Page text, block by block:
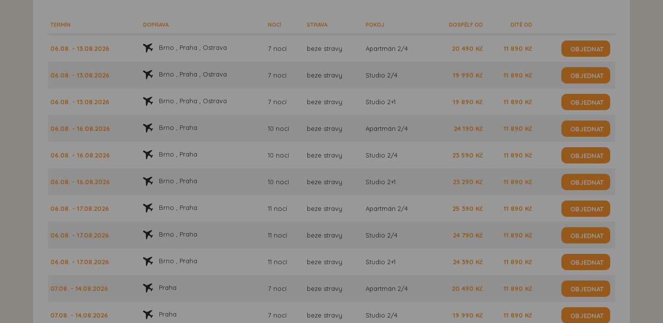
TERMÍN DOPRAVA NOCÍ STRAVA POKOJ DOSPĚLÝ OD DÍTĚ OD
06.08. - 13.08.2026 Brno , Praha , Ostrava 7 nocí beze stravy Apartmán 2/4 20 490 Kč 11 890 Kč OBJEDNAT
06.08. - 13.08.2026 Brno , Praha , Ostrava 7 nocí beze stravy Studio 2/4 19 990 Kč 11 890 Kč OBJEDNAT
06.08. - 13.08.2026 Brno , Praha , Ostrava 7 nocí beze stravy Studio 2+1 19 890 Kč 11 890 Kč OBJEDNAT
06.08. - 16.08.2026 Brno , Praha 10 nocí beze stravy Apartmán 2/4 24 190 Kč 11 890 Kč OBJEDNAT
06.08. - 16.08.2026 Brno , Praha 10 nocí beze stravy Studio 2/4 23 590 Kč 11 890 Kč OBJEDNAT
06.08. - 16.08.2026 Brno , Praha 10 nocí beze stravy Studio 2+1 23 290 Kč 11 890 Kč OBJEDNAT
06.08. - 17.08.2026 Brno , Praha 11 nocí beze stravy Apartmán 2/4 25 390 Kč 11 890 Kč OBJEDNAT
06.08. - 17.08.2026 Brno , Praha 11 nocí beze stravy Studio 2/4 24 790 Kč 11 890 Kč OBJEDNAT
06.08. - 17.08.2026 Brno , Praha 11 nocí beze stravy Studio 2+1 24 390 Kč 11 890 Kč OBJEDNAT
07.08. - 14.08.2026 Praha 7 nocí beze stravy Apartmán 2/4 20 490 Kč 11 890 Kč OBJEDNAT
07.08. - 14.08.2026 Praha 7 nocí beze stravy Studio 2/4 19 990 Kč 11 890 Kč OBJEDNAT